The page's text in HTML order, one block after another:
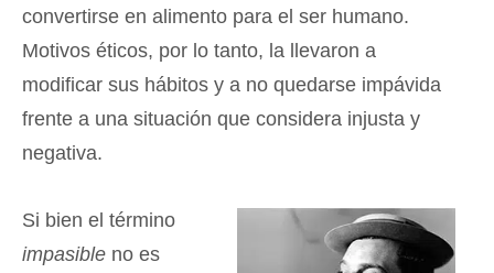
convertirse en alimento para el ser humano.
Motivos éticos, por lo tanto, la llevaron a
modificar sus hábitos y a no quedarse impávida
frente a una situación que considera injusta y
negativa.
Si bien el término
impasible no es